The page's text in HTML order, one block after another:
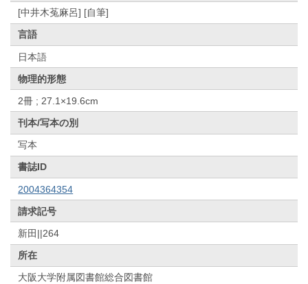
[中井木菟麻呂] [自筆]
言語
日本語
物理的形態
2冊 ; 27.1×19.6cm
刊本/写本の別
写本
書誌ID
2004364354
請求記号
新田||264
所在
大阪大学附属図書館総合図書館